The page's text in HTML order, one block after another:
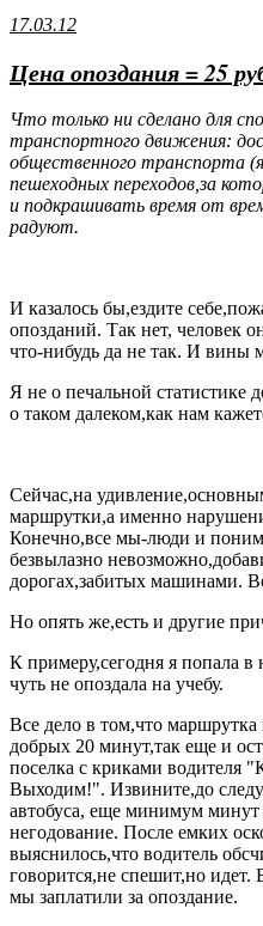
17.03.12
Цена опоздания = 25
Что только ни сделано для
транспортного движения:
общественного транспорта
пешеходных переходов,за
и подкрашивать время от
радуют.
И казалось бы,ездите
опозданий. Так нет, человек
что-нибудь да не так. И вины
Я не о печальной
о таком далеком,как нам
Сейчас,на
маршрутки,а именно
Конечно,все мы-люди и
безвылазно
дорогах,забитых машинами.
Но опять же,есть и другие
К примеру,сегодня я попала
чуть не опоздала на учебу.
Все дело в том,что маршрутка
добрых 20 минут,так еще и
поселка с криками водителя
Выходим!". Извините,до
автобуса, еще минимум
негодование. После емких
выяснилось,что водитель
говорится,не спешит,но идет.
мы заплатили за опоздание.